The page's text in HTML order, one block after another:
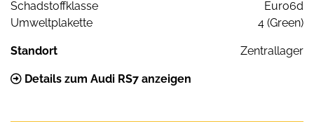
Schadstoffklasse
Euro6d
Umweltplakette
4 (Green)
Standort Zentrallager
Details zum Audi RS7 anzeigen